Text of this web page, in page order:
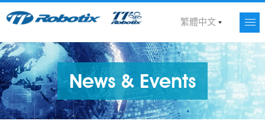
繁體中文
News & Events